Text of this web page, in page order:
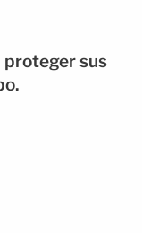
proteger sus